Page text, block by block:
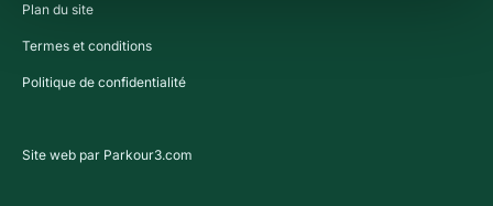
Plan du site
Termes et conditions
Politique de confidentialité
Site web par Parkour3.com